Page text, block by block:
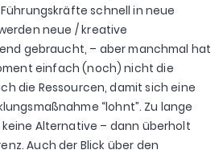
Führungskräfte schnell in neue
neue / kreative
gebraucht, – aber manchmal hat
einfach (noch) nicht die
die Ressourcen, damit sich eine
“lohnt”. Zu lange
Alternative – dann überholt
Auch der Blick über den